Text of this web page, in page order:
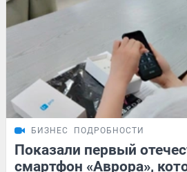
БИЗНЕС ПОДРОБНОСТИ
Показали первый
смартфон «Аврора»,